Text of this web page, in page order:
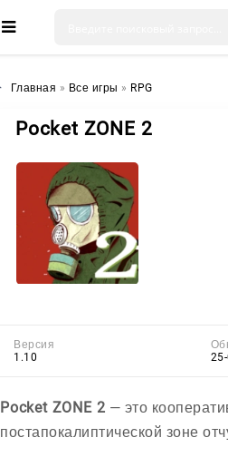
Главная » Все игры » RPG
Pocket ZONE 2
Версия
1.10
Pocket ZONE 2 — это
постапокалиптической зоне